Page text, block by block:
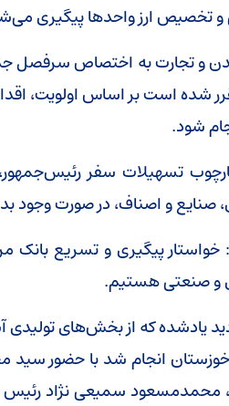
تخصیص ارز واحدها پیگیری
و تجارت به اختصاص سرفصل
شده است بر اساس اولویت،
شود.
تسهیلات سفر رئیس‌جمهور،
صنایع و اصناف، در صورت وجود
خواستار پیگیری و تسریع
و صنعتی هستیم.
یادشده که از بخش‌های
انجام شد با حضور سید
محمدمسعود سمیعی نژاد